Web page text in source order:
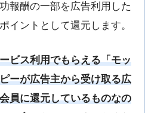
報酬の一部を広告利用した
イントとして還元します。
ビス利用でもらえる「モッ
ーが広告主から受け取る広
員に還元しているものなの